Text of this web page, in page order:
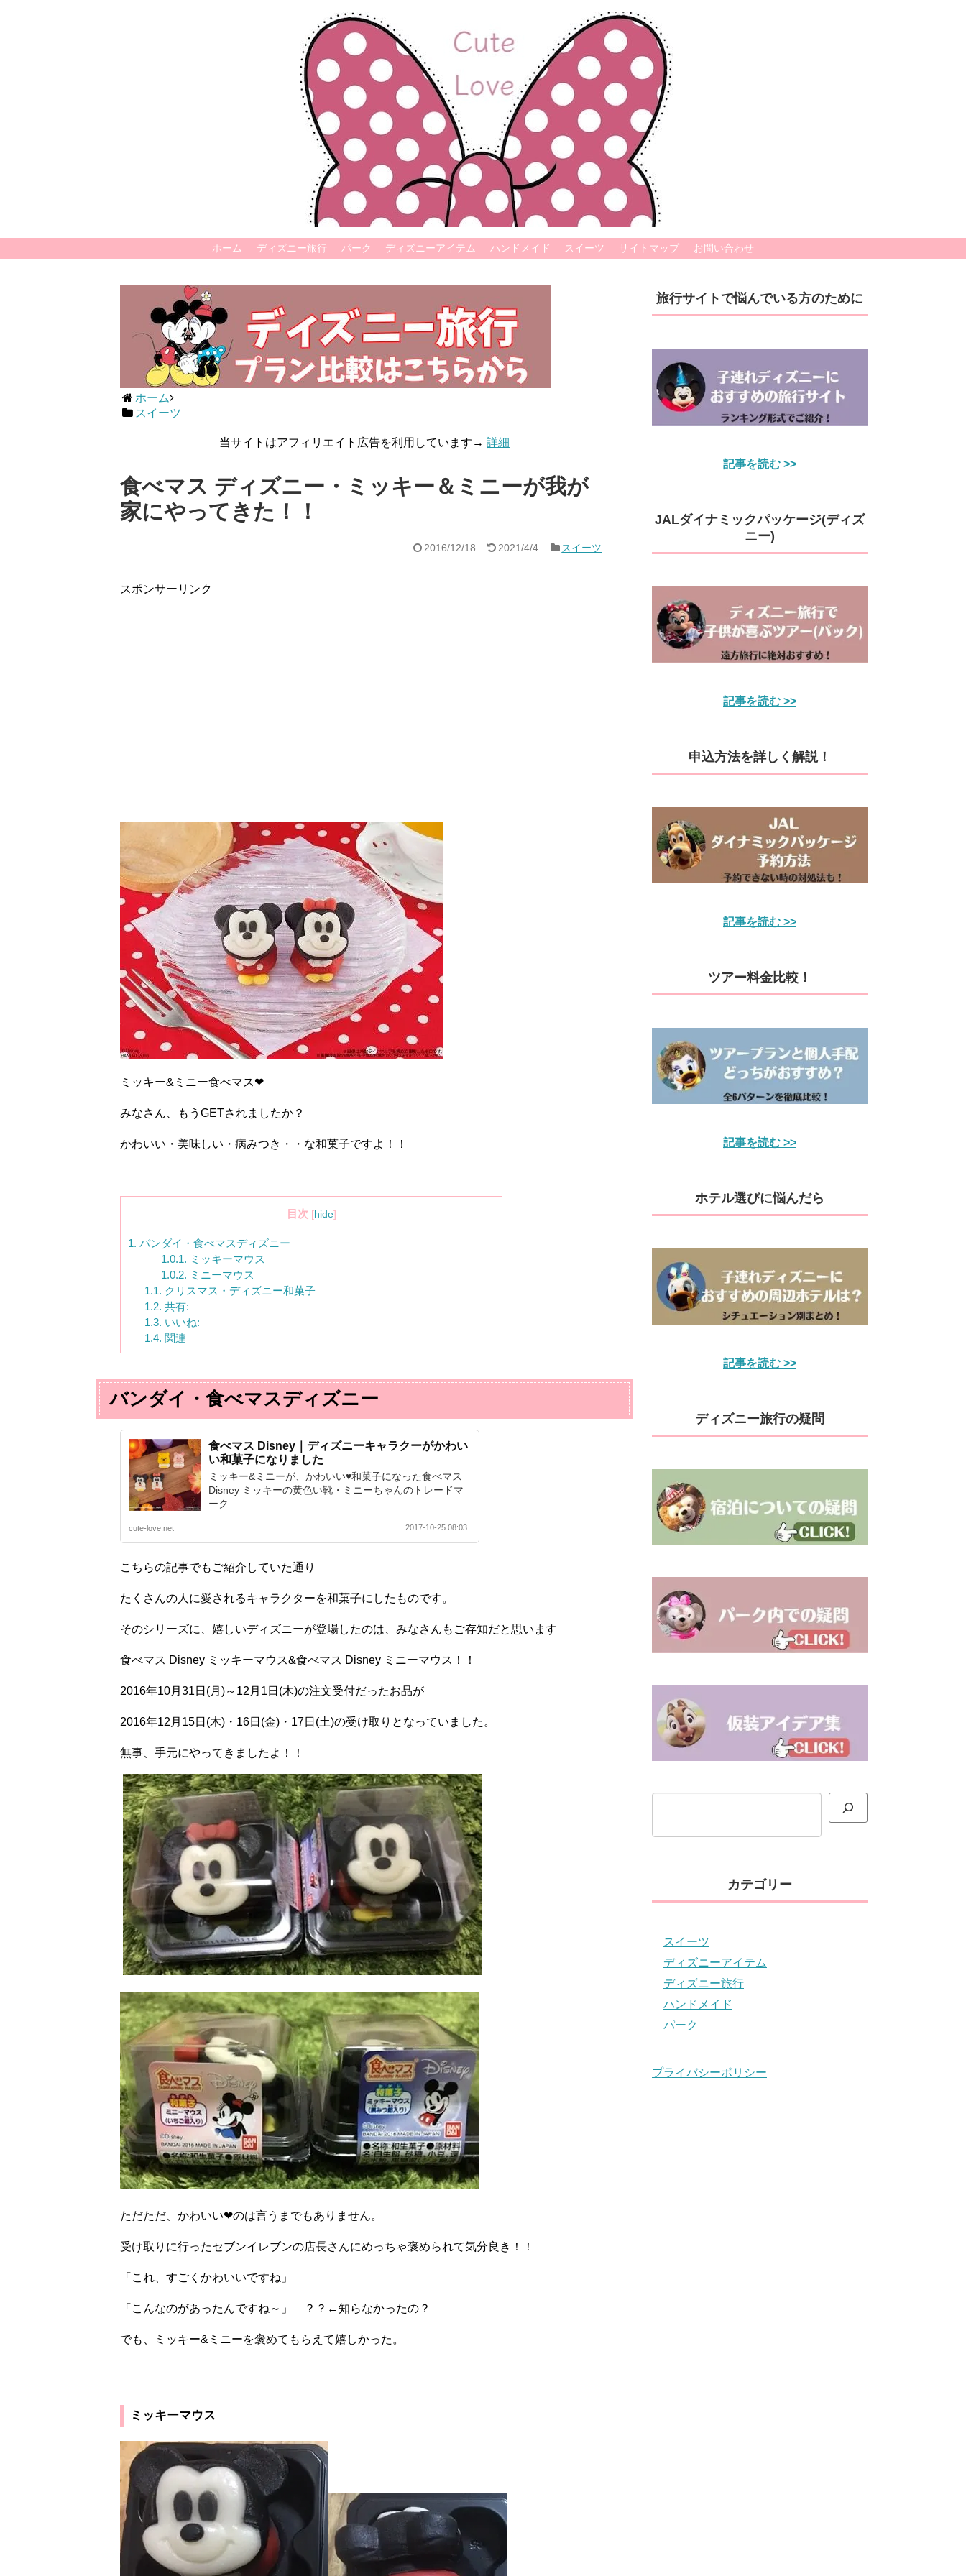
ホーム ディズニー旅行 パーク ディズニーアイテム ハンドメイド スイーツ サイトマップ お問い合わせ
ホーム
スイーツ
当サイトはアフィリエイト広告を利用しています→ 詳細
食べマス ディズニー・ミッキー＆ミニーが我が
家にやってきた！！
2016/12/18 2021/4/4 スイーツ
スポンサーリンク
ミッキー& ミニー食べマス❤︎
みなさん、もう GETされましたか？
かわいい・美味しい・病みつき・・な和菓子ですよ！！
目次 [hide]
1. バンダイ・食べマスディズニー
1.0.1. ミッキーマウス
1.0.2. ミニーマウス
1.1. クリスマス・ディズニー和菓子
1.2. 共有:
1.3. いいね:
1.4. 関連
バンダイ・食べマスディズニー
食べマス Disney｜ディズニーキャラクーがかわい
い和菓子になりました
ミッキー&ミニーが、かわいい♥和菓子になった食べマス
Disney ミッキーの黄色い靴・ミニーちゃんのトレードマ
ーク...
cute-love.net 2017-10-25 08:03
こちらの記事でもご紹介していた通り
たくさんの人に愛されるキャラクターを和菓子にしたものです。
そのシリーズに、嬉しいディズニーが登場したのは、みなさんもご存知だと思います
食べマス Disney ミッキーマウス&食べマス Disney ミニーマウス！！
2016年10月 31 日(月)～ 12 月 1 日(木)の注文受付だったお品が
2016年12 月 15日(木)・ 16日(金)・ 17日(土)の受け取りとなっていました。
無事、手元にやってきましたよ！！
ただただ、かわいい❤︎のは言うまでもありません。
受け取りに行ったセブンイレブンの店長さんにめっちゃ褒められて気分良き！！
「これ、すごくかわいいですね」
「こんなのがあったんですね～」 ？？ ←知らなかったの？
でも、ミッキー& ミニーを褒めてもらえて嬉しかった。
ミッキーマウス
旅行サイトで悩んでいる方のために
記事を読む >>
JALダイナミックパッケージ(ディズ
ニー)
記事を読む >>
申込方法を詳しく解説！
記事を読む >>
ツアー料金比較！
記事を読む >>
ホテル選びに悩んだら
記事を読む >>
ディズニー旅行の疑問
検索
カテゴリー
スイーツ
ディズニーアイテム
ディズニー旅行
ハンドメイド
パーク
プライバシーポリシー